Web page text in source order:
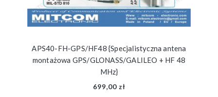
APS40-FH-GPS/HF48 {Specjalistyczna antena
montażowa GPS/GLONASS/GALILEO + HF 48
MHz}
699,00 zł